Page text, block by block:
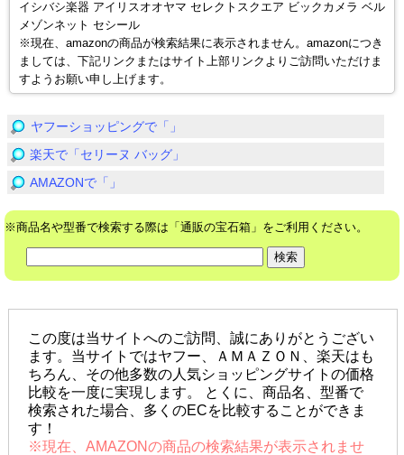
イシバシ楽器 アイリスオオヤマ セレクトスクエア ビックカメラ ベル
メゾンネット セシール
※現在、amazonの商品が検索結果に表示されません。amazonにつき
ましては、下記リンクまたはサイト上部リンクよりご訪問いただけま
すようお願い申し上げます。
ヤフーショッピングで「」
楽天で「セリーヌ バッグ」
AMAZONで「」
※商品名や型番で検索する際は「通販の宝石箱」をご利用ください。
この度は当サイトへのご訪問、誠にありがとうござい
ます。当サイトではヤフー、ＡＭＡＺＯＮ、楽天はも
ちろん、その他多数の人気ショッピングサイトの価格
比較を一度に実現します。 とくに、商品名、型番で
検索された場合、多くのECを比較することができま
す！
※現在、AMAZONの商品の検索結果が表示されませ